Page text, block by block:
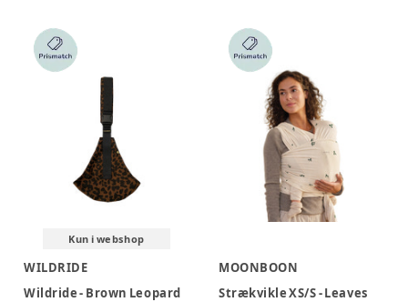
Kun i webshop
WILDRIDE
Wildride - Brown Leopard
MOONBOON
Strækvikle XS/S - Leaves